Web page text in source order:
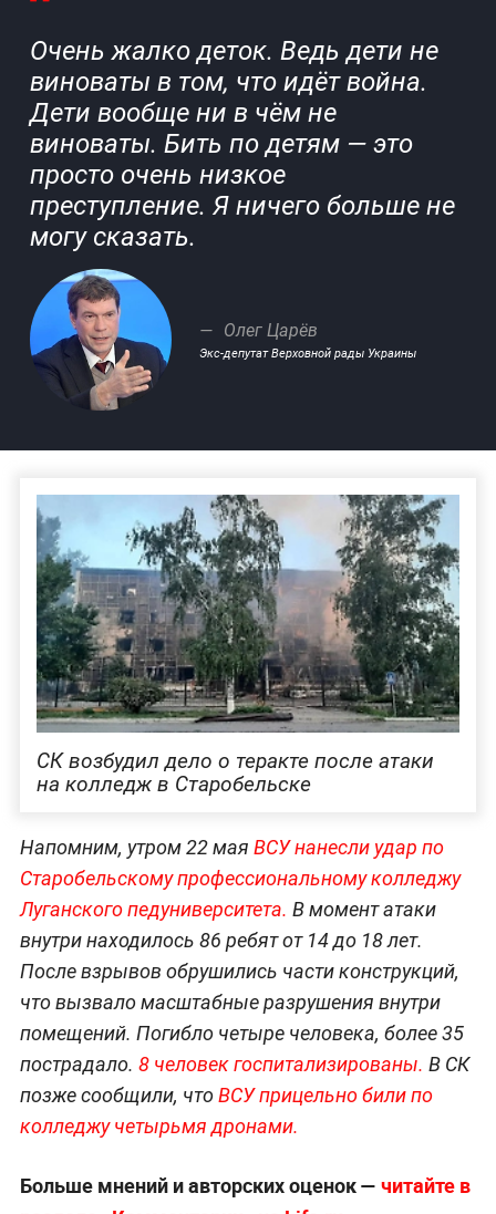
Очень жалко деток. Ведь дети не
виноваты в том, что идёт война.
Дети вообще ни в чём не
виноваты. Бить по детям — это
просто очень низкое
преступление. Я ничего больше не
могу сказать.
Олег Царёв
Экс-депутат Верховной рады Украины
СК возбудил дело о теракте после атаки
на колледж в Старобельске
Напомним, утром 22 мая ВСУ нанесли удар по
Старобельскому профессиональному колледжу
Луганского педуниверситета. В момент атаки
внутри находилось 86 ребят от 14 до 18 лет.
После взрывов обрушились части конструкций,
что вызвало масштабные разрушения внутри
помещений. Погибло четыре человека, более 35
пострадало. 8 человек госпитализированы. В СК
позже сообщили, чтоВСУ прицельно били по
колледжу четырьмя дронами.
Больше мнений и авторских оценок — читайте в